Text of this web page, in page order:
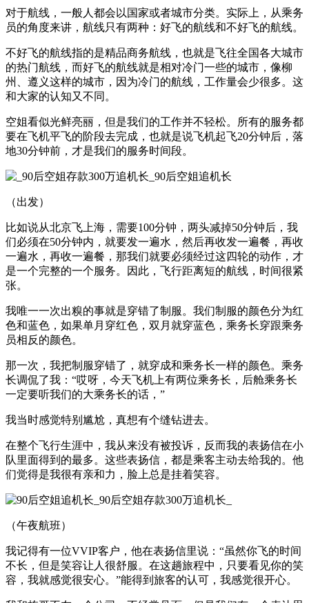
对于航线，一般人都会以国家或者城市分类。实际上，从乘务
员的角度来讲，航线只有两种：好飞的航线和不好飞的航线。
不好飞的航线指的是精品商务航线，也就是飞往全国各大城市
的热门航线，而好飞的航线就是相对冷门一些的城市，像柳
州、遵义这样的城市，因为冷门的航线，工作量会少很多。这
和大家的认知又不同。
空姐看似光鲜亮丽，但是我们的工作并不轻松。所有的服务都
要在飞机平飞的阶段去完成，也就是说飞机起飞20分钟后，落
地30分钟前，才是我们的服务时间段。
（出发）
比如说从北京飞上海，需要100分钟，两头减掉50分钟后，我
们必须在50分钟内，就要发一遍水，然后再收发一遍餐，再收
一遍水，再收一遍餐，那我们就要必须经过这四轮的动作，才
是一个完整的一个服务。因此，飞行距离短的航线，时间很紧
张。
我唯一一次出糗的事就是穿错了制服。我们制服的颜色分为红
色和蓝色，如果单月穿红色，双月就穿蓝色，乘务长穿跟乘务
员相反的颜色。
那一次，我把制服穿错了，就穿成和乘务长一样的颜色。乘务
长调侃了我：“哎呀，今天飞机上有两位乘务长，后舱乘务长
一定要听我们的大乘务长的话，”
我当时感觉特别尴尬，真想有个缝钻进去。
在整个飞行生涯中，我从来没有被投诉，反而我的表扬信在小
队里面得到的最多。这些表扬信，都是乘客主动去给我的。他
们觉得是我很有亲和力，脸上总是挂着笑容。
（午夜航班）
我记得有一位VVIP客户，他在表扬信里说：“虽然你飞的时间
不长，但是笑容让人很舒服。在这趟旅程中，只要看见你的笑
容，我就感觉很安心。”能得到旅客的认可，我感觉很开心。